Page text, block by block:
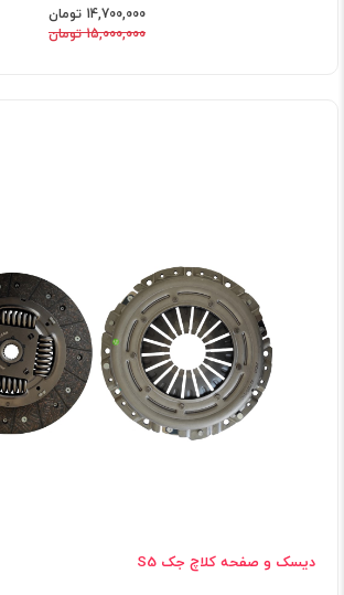
14,700,000 تومان
15,000,000 تومان
دیسک و صفحه کلاچ جک S5